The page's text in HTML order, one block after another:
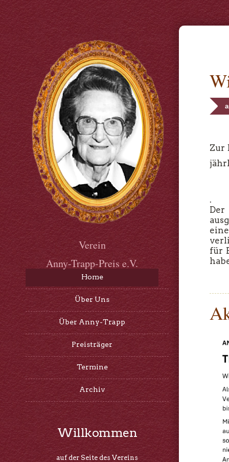
Zur
.
Der
für
Verein
Anny-Trapp-Preis e.V.
Home
Über Uns
Über Anny-Trapp
Preisträger
Termine
Archiv
Willkommen
auf der Seite des Vereins